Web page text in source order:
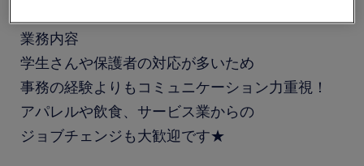
業務内容
学生さんや保護者の対応が多いため
事務の経験よりもコミュニケーション力重視！
アパレルや飲食、サービス業からの
ジョブチェンジも大歓迎です★